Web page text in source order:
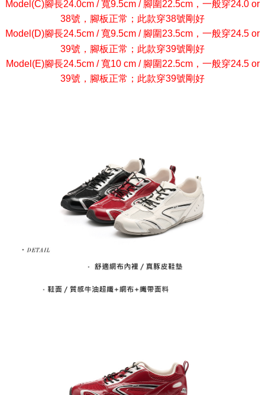
Model(C)腳長24.0cm / 寬9.5cm / 腳圍22.5cm，一般穿24.0 or
38號，腳板正常；此款穿38號剛好
Model(D)腳長24.5cm / 寬9.5cm / 腳圍23.5cm，一般穿24.5 or
39號，腳板正常；此款穿39號剛好
Model(E)腳長24.5cm / 寬10 cm / 腳圍22.5cm，一般穿24.5 or
39號，腳板正常；此款穿39號剛好